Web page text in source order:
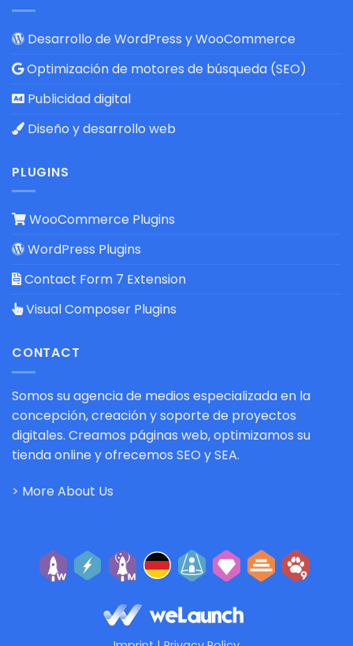
Desarrollo de WordPress y WooCommerce
Optimización de motores de búsqueda (SEO)
Publicidad digital
Diseño y desarrollo web
PLUGINS
WooCommerce Plugins
WordPress Plugins
Contact Form 7 Extension
Visual Composer Plugins
CONTACT
Somos su agencia de medios especializada en la
concepción, creación y soporte de proyectos
digitales. Creamos páginas web, optimizamos su
tienda online y ofrecemos SEO y SEA.
> More About Us